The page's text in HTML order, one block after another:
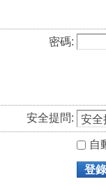
密碼:
安全提問:
自
登錄